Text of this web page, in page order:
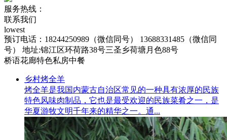
服务热线：
联系我们
lowest
预订电话：18244250989（微信同号） 13688331485（微信同
号） 地址:锦江区环荷路38号三圣乡荷塘月色88号
桥语花廊特色私房中餐
乡村烤全羊
烤全羊是我国内蒙古自治区常见的一种具有浓厚的民族
特色风味肉制品，它也是最受欢迎的民族菜肴之一，是
华夏游牧文明千年来的精华之一。通...